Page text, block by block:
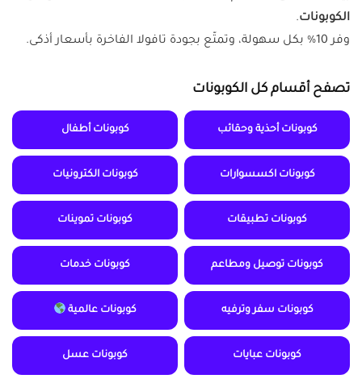
الكوبونات.
وفر 10% بكل سهولة، وتمتّع بجودة تافولا الفاخرة بأسعار أذكى.
تصفح أقسام كل الكوبونات
كوبونات أحذية وحقائب كوبونات أطفال
كوبونات اكسسوارات كوبونات الكترونيات
كوبونات تطبيقات كوبونات تموينات
كوبونات توصيل ومطاعم كوبونات خدمات
كوبونات سفر وترفيه كوبونات عالمية
كوبونات عبايات كوبونات عسل